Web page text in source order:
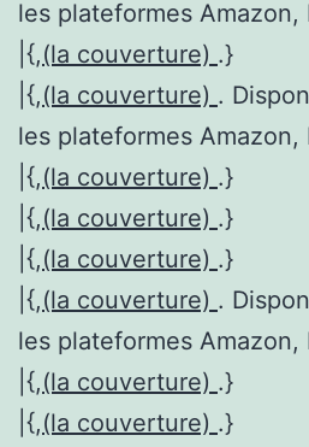
les plateformes
|{,(la couverture) .}
|{,(la couverture) .
les plateformes
|{,(la couverture) .}
|{,(la couverture) .}
|{,(la couverture) .}
|{,(la couverture) .
les plateformes
|{,(la couverture) .}
|{,(la couverture) .}